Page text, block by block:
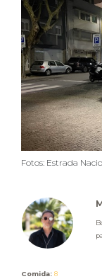
Fotos: Estrada
Comida: 8